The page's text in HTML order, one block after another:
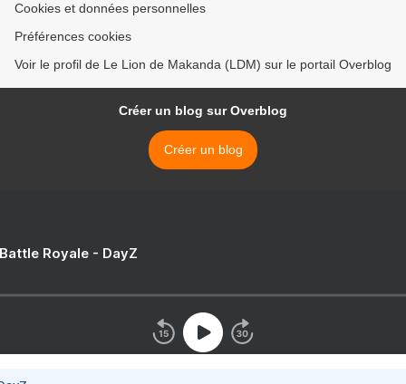
Cookies et données personnelles
Préférences cookies
Voir le profil de Le Lion de Makanda (LDM) sur le portail Overblog
Créer un blog sur Overblog
Créer un blog
Royale - DayZ